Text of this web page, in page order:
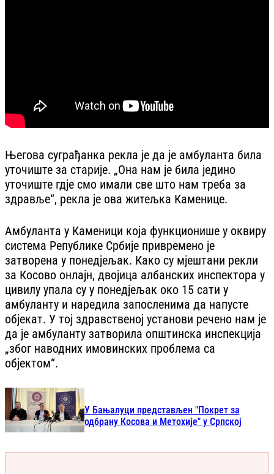
Његова суграђанка рекла је да је амбуланта била
уточиште за старије. „Она нам је била једино
уточиште гдје смо имали све што нам треба за
здравље“, рекла је ова житељка Каменице.
Амбуланта у Каменици која функционише у оквиру
система Републике Србије привремено је
затворена у понедјељак. Како су мјештани рекли
за Косово онлајн, двојица албанских инспектора у
цивилу упала су у понедјељак око 15 сати у
амбуланту и наредила запосленима да напусте
објекат. У тој здравственој установи речено нам је
да је амбуланту затворила општинска инспекција
„због наводних имовинских проблема са
објектом“.
У Бањалуци представљен "Покрет за
одбрану Косова и Метохије" у Српској